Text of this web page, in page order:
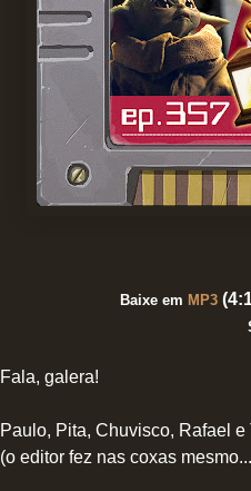
Baixe em MP3 (
Fala, galera!
Paulo, Pita, Chuvisco, Rafael
(o editor fez nas coxas